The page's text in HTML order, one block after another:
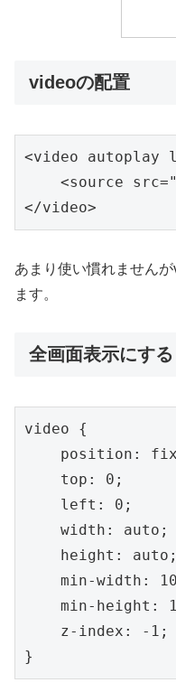
videoの配置
<video autoplay
<source
</video>
あまり使い慣れません
ます。
全画面表示にする
video {
position:
    top: 0;
    left: 0;
    width: auto;
    height: auto;
min-width:
min-height:
    z-index: -1;
}